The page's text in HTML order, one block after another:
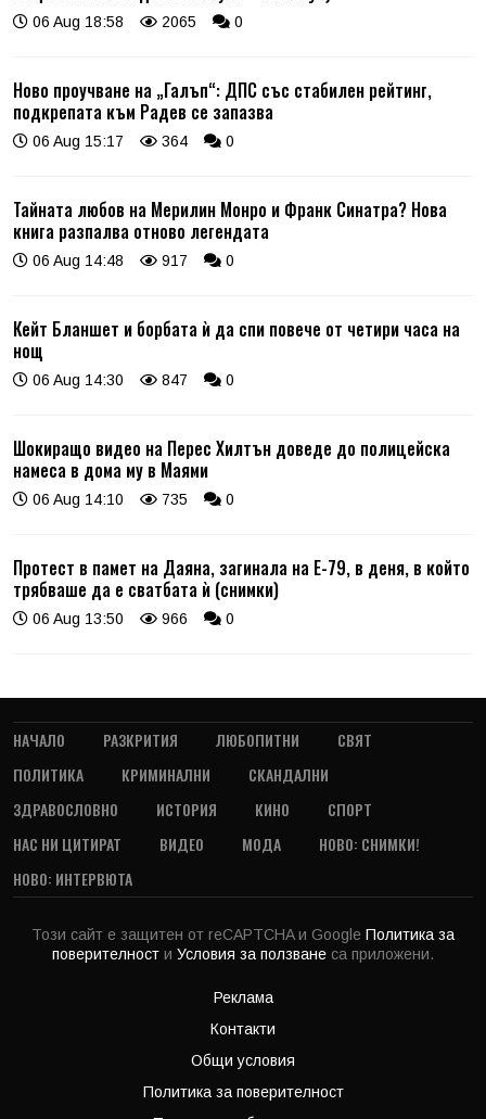
06 Aug 18:58 2065 0
Ново проучване на „Галъп“: ДПС със стабилен рейтинг,
подкрепата към Радев се запазва
06 Aug 15:17 364 0
Тайната любов на Мерилин Монро и Франк Синатра? Нова
книга разпалва отново легендата
06 Aug 14:48 917 0
Кейт Бланшет и борбата ѝ да спи повече от четири часа на
нощ
06 Aug 14:30 847 0
Шокиращо видео на Перес Хилтън доведе до полицейска
намеса в дома му в Маями
06 Aug 14:10 735 0
Протест в памет на Даяна, загинала на Е-79, в деня, в който
трябваше да е сватбата ѝ (снимки)
06 Aug 13:50 966 0
НАЧАЛО РАЗКРИТИЯ ЛЮБОПИТНИ
СВЯТ
ПОЛИТИКА
КРИМИНАЛНИ
СКАНДАЛНИ
ЗДРАВОСЛОВНО
ИСТОРИЯ КИНО
СПОРТ
НАС НИ ЦИТИРАТ
ВИДЕО МОДА
НОВО: СНИМКИ!
НОВО: ИНТЕРВЮТА
Този сайт е защитен от reCAPTCHA и Google Политика за
поверителност и Условия за ползване са приложени.
Реклама
Контакти
Общи условия
Политика за поверителност